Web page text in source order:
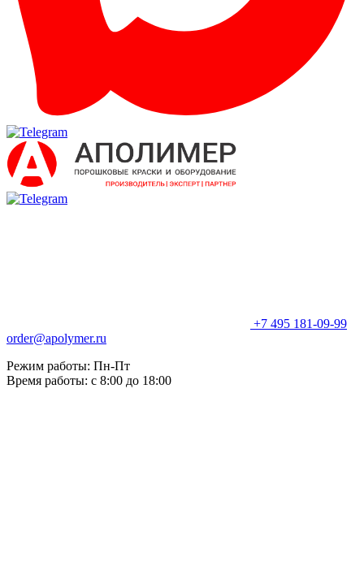
+7 495 181-09-99
order@apolymer.ru
Режим работы: Пн-Пт
Время работы: с 8:00 до 18:00